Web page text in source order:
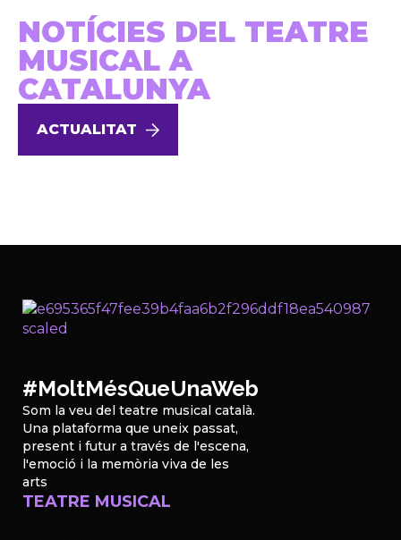
NOTÍCIES DEL TEATRE
MUSICAL A
CATALUNYA
ACTUALITAT
#MoltMésQueUnaWeb
Som la veu del teatre musical català.
Una plataforma que uneix passat,
present i futur a través de l'escena,
l'emoció i la memòria viva de les
arts
TEATRE MUSICAL